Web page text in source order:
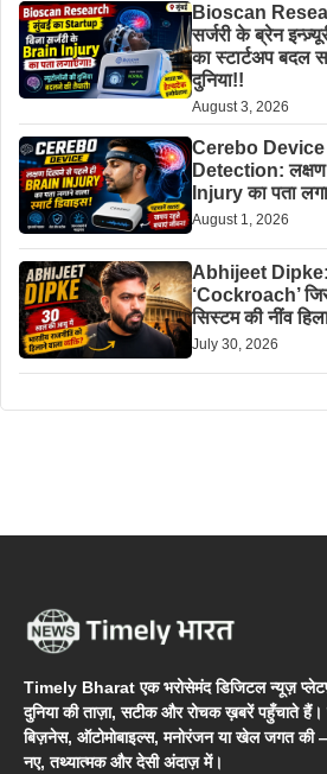
Bioscan
सर्जरी के ब्रेन
का स्टार्टअप बदल
दुनिया!!
August 3, 2026
Cerebo
Detection:
Injury का पता
August 1, 2026
Abhijeet Dipke:
‘Cockroach’
सिस्टम की नींव
July 30, 2026
Timely Bharat एक भरोसेमंद डिजिटल न्यूज़
दुनिया की ताज़ा, सटीक और रोचक ख़बरें पहुँचाते हैं।
बिज़नेस, ऑटोमोबाइल्स, मनोरंजन या खेल जगत
नए, तथ्यात्मक और देसी अंदाज़ में।